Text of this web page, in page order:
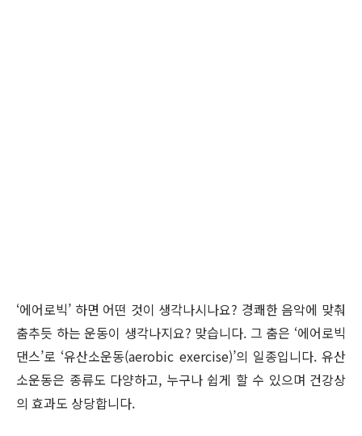
‘에어로빅’ 하면 어떤 것이 생각나시나요? 경쾌한 음악에 맞춰
춤추듯 하는 운동이 생각나지요? 맞습니다. 그 춤은 ‘에어로빅
댄스’로 ‘유산소운동(aerobic exercise)’의 일종입니다. 유산
소운동은 종류도 다양하고, 누구나 쉽게 할 수 있으며 건강상
의 효과도 상당합니다.